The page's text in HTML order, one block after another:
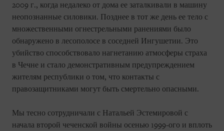
2009 г., когда недалеко от дома ее заталкивали в машину
неопознанные силовики. Позднее в тот же день ее тело с
множественными огнестрельными ранениями было
обнаружено в лесополосе в соседней Ингушетии. Это
убийство способствовало нагнетанию атмосферы страха
в Чечне и стало демонстративным предупреждением
жителям республики о том, что контакты с
правозащитниками могут быть смертельно опасными.
Мы тесно сотрудничали с Натальей Эстемировой с
начала второй чеченской войны осенью 1999-ого и вплоть